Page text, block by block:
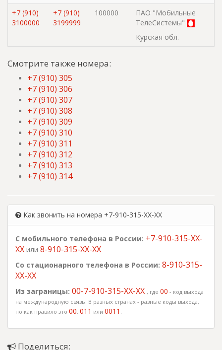
+7 (910)
3100000
+7 (910)
3199999
100000
ПАО "Мобильные
ТелеСистемы"
Курская обл.
Смотрите также номера:
+7 (910) 305
+7 (910) 306
+7 (910) 307
+7 (910) 308
+7 (910) 309
+7 (910) 310
+7 (910) 311
+7 (910) 312
+7 (910) 313
+7 (910) 314
Как звонить на номера +7-910-315-XX-XX
С мобильного телефона в России: +7-910-315-XX-
XX или 8-910-315-XX-XX
Со стационарного телефона в России: 8-910-315-
XX-XX
Из заграницы: 00-7-910-315-XX-XX , где 00 - код выхода
на международную связь. В разных странах - разные коды выхода,
но как правило это 00, 011 или 0011 .
Поделиться: